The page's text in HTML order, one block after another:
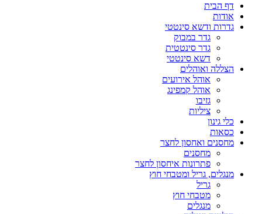
דף הבית
אודות
גדרות ודשא סינטטי
גדר במבוק
גדר סינטטית
דשא סינטטי
הצללה ואוהלים
אוהל אירועים
אוהל קמפינג
גזיבו
ציליות
כלי גינון
כסאות
מחסנים ואחסון לחצר
מחסנים
פתרונות איחסון לחצר
מנגלים, גריל ומטבחי חוץ
גריל
מטבחי חוץ
מנגלים